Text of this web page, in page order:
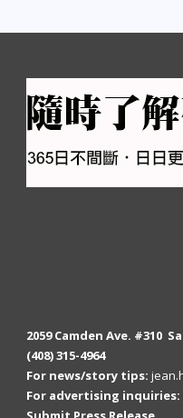
2059 Camden Ave. #310
(408) 315-4964
For news/story tips:
For advertising inquiries: